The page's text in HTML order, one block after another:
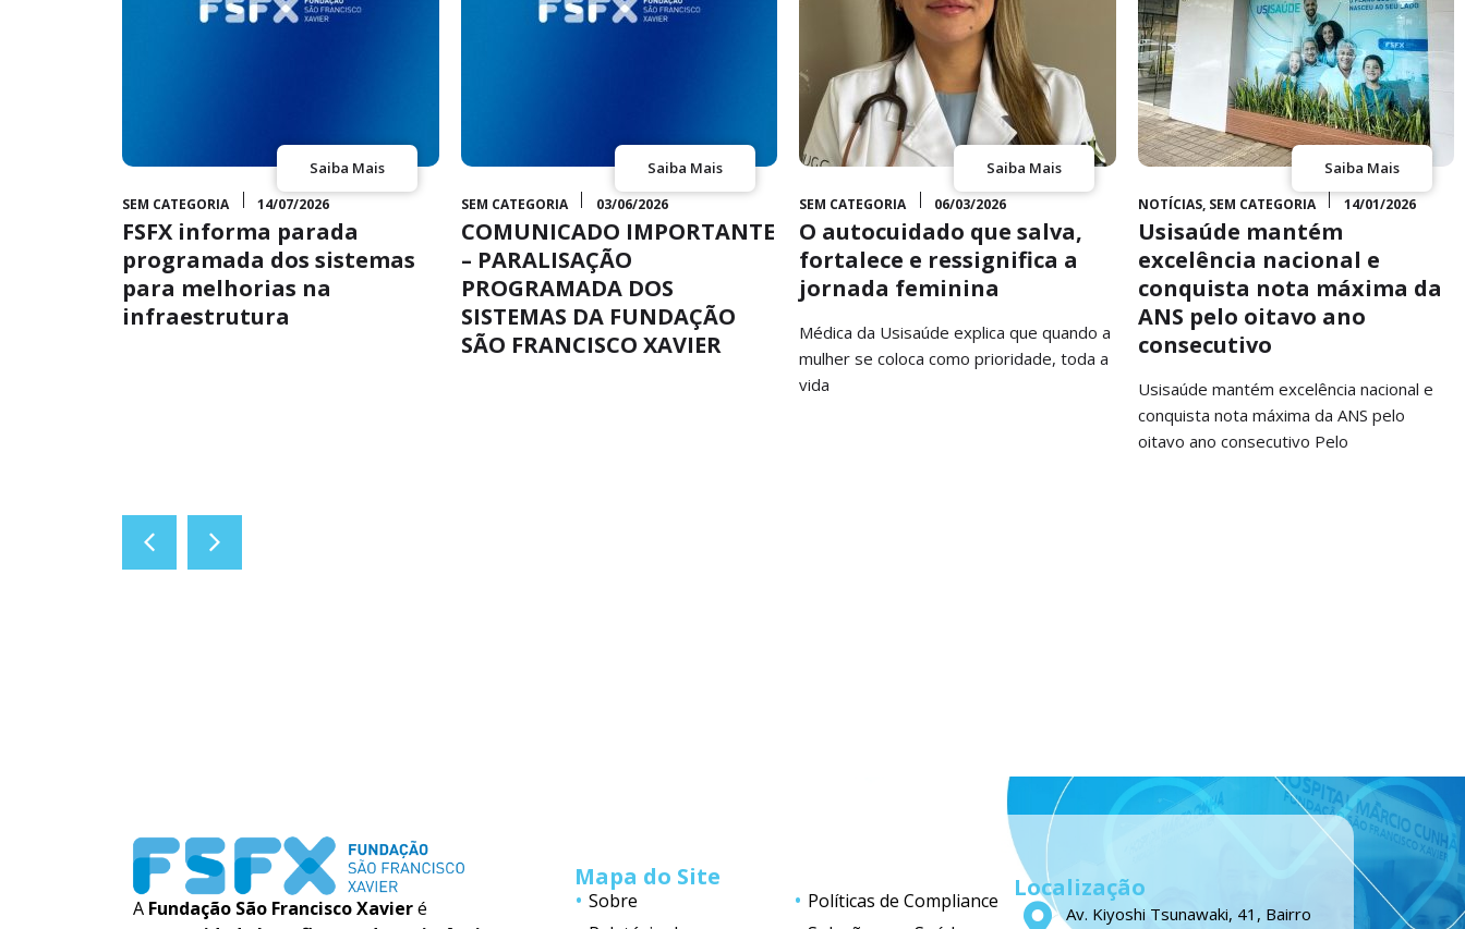
Saiba Mais
SEM CATEGORIA 14/07/2026
FSFX informa parada
programada dos sistemas
para melhorias na
infraestrutura
Saiba Mais
SEM CATEGORIA 03/06/2026
COMUNICADO IMPORTANTE
– PARALISAÇÃO
PROGRAMADA DOS
SISTEMAS DA FUNDAÇÃO
SÃO FRANCISCO XAVIER
Saiba Mais
SEM CATEGORIA 06/03/2026
O autocuidado que salva,
fortalece e ressignifica a
jornada feminina
Médica da Usisaúde explica que quando a
mulher se coloca como prioridade, toda a
vida
Saiba Mais
NOTÍCIAS, SEM CATEGORIA 14/01/2026
Usisaúde mantém
excelência nacional e
conquista nota máxima da
ANS pelo oitavo ano
consecutivo
Usisaúde mantém excelência nacional e
conquista nota máxima da ANS pelo
oitavo ano consecutivo Pelo
A Fundação São Francisco Xavieré
Mapa do Site
Sobre
Políticas de Compliance
Localização
Av. Kiyoshi Tsunawaki, 41, Bairro